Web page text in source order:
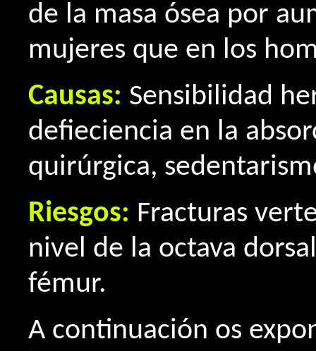
de la masa ósea por
mujeres que en los
Causas: Sensibilidad
defieciencia en la
quirúrgica,
Riesgos: Fracturas
nivel de la octava
fémur.
A continuación os